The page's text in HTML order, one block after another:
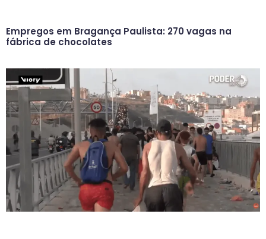
Empregos em Bragança Paulista: 270 vagas na
fábrica de chocolates